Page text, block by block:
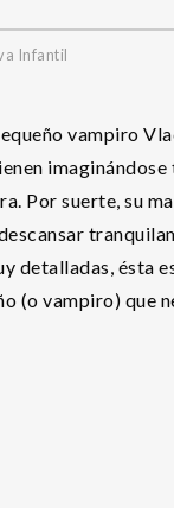
Infantil
vampiro
Por suerte, su
detalladas, ésta
(o vampiro) que